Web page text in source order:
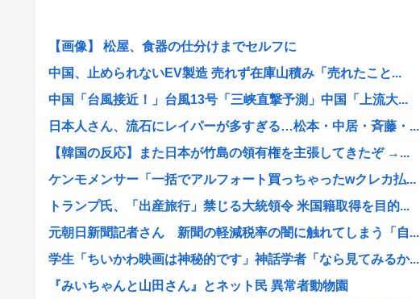
【画像】 松屋、食器の仕分けまでセルフに
中国、止められないEV製造 売れず在庫山積み「売れたこと...
中国「台風接近！」台風13号「三峡直撃予測」中国「上流大...
日本人さん、流石にレイパーが多すぎる…松本・中居・斉藤・...
【韓国の反応】また日本が竹島の領有権を主張してきたぞ →...
ケンモメンサー「一括でアルフォート買っちゃったwクレカ払...
トランプ氏、「出産旅行」禁じる大統領令 米国籍取得を目的...
元朝日新聞記者さん 新聞の軽減税率の闇に触れてしまう「自...
学生「ちいかわ映画は神秘的です」神話学者「なら見てみるか...
『みいちゃんと山田さん』とネット民 異常者動物園